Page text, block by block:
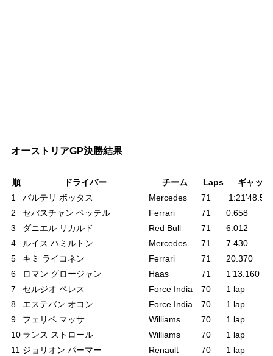
オーストリアGP決勝結果
順 ドライバー チーム Laps
ギャップ
1
バルテリ ボッタス Mercedes 71
2
セバスチャン ベッテル Ferrari 71
0.658
3
ダニエル リカルド Red Bull 71
6.012
4
ルイス ハミルトン Mercedes 71
7.430
5
キミ ライコネン Ferrari 71
20.370
6
ロマン グロージャン Haas 71
1’13.160
7
セルジオ ペレス Force India 70
1 lap
8
エステバン オコン Force India 70
1 lap
9
フェリペ マッサ Williams 70
1 lap
10 ランス ストロール Williams 70
1 lap
11 ジョリオン パーマー Renault 70
1 lap